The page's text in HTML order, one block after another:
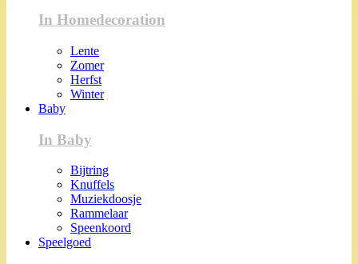
In Homedecoration
Lente
Zomer
Herfst
Winter
Baby
In Baby
Bijtring
Knuffels
Muziekdoosje
Rammelaar
Speenkoord
Speelgoed